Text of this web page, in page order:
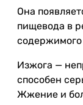
Она
пищевода в
Изжога —
способен
Жжение и